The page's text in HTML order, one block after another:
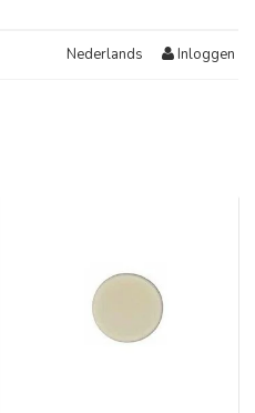
Nederlands Inloggen